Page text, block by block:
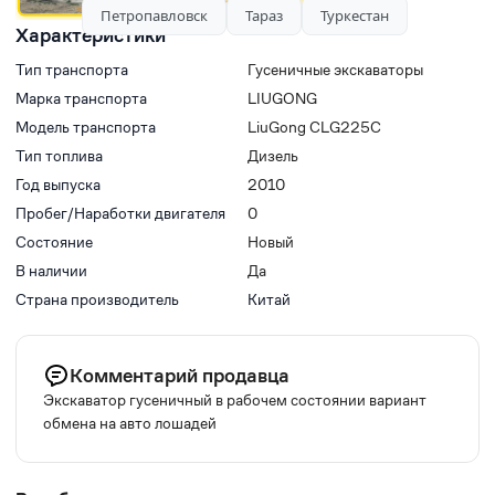
Характеристики
Тип транспорта
Гусеничные экскаваторы
Марка транспорта
LIUGONG
Модель транспорта
LiuGong CLG225C
Тип топлива
Дизель
Год выпуска
2010
Пробег/Наработки двигателя
0
Состояние
Новый
В наличии
Да
Страна производитель
Китай
Комментарий продавца
Экскаватор гусеничный в рабочем состоянии вариант
обмена на авто лошадей
Петропавловск Тараз Туркестан